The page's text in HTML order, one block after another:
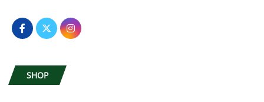
SHOP